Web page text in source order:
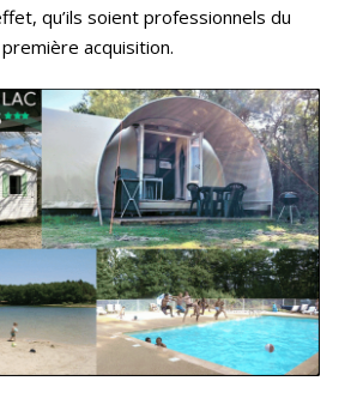
qu’ils soient professionnels du
acquisition.